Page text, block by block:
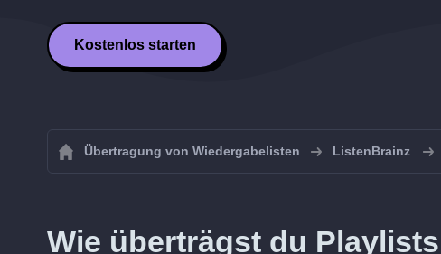
Kostenlos starten
Übertragung von Wiedergabelisten ListenBrainz
Wie überträgst du